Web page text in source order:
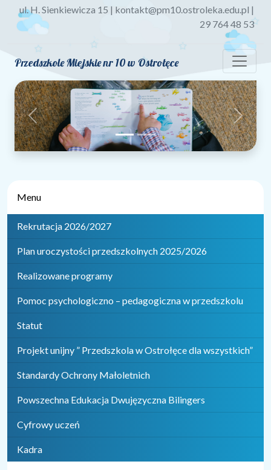
ul. H. Sienkiewicza 15 | kontakt@pm10.ostroleka.edu.pl |
29 764 48 53
Przedszkole Miejskie nr 10 w Ostrołęce
Previous Next
Menu
Rekrutacja 2026/2027
Plan uroczystości przedszkolnych 2025/2026
Realizowane programy
Pomoc psychologiczno – pedagogiczna w przedszkolu
Statut
Projekt unijny ” Przedszkola w Ostrołęce dla wszystkich”
Standardy Ochrony Małoletnich
Powszechna Edukacja Dwujęzyczna Bilingers
Cyfrowy uczeń
Kadra